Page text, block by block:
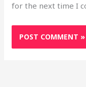
for the next time I